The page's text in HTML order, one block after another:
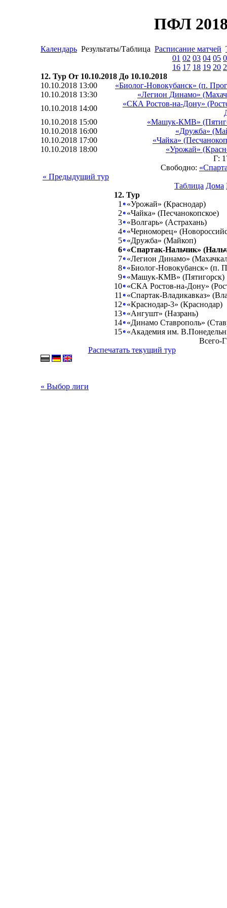
ПФЛ
Календарь Результаты/Таблица Расписание матчей
01 02 03 04 05
16 17 18 19 20
12. Тур От 10.10.2018 До 10.10.2018
10.10.2018 13:00
«Биолог-Новокубанск» (п.
10.10.2018 13:30
«Легион Динамо»
10.10.2018 14:00
«СКА Ростов-на-Дону»
10.10.2018 15:00
«Машук-КМВ»
10.10.2018 16:00
«Дружба»
10.10.2018 17:00
«Чайка»
10.10.2018 18:00
«Урожай»
Г:
Свободно:
« Предыдущий тур
Таблица Дома
12. Тур
1
«Урожай» (Краснодар)
2
«Чайка» (Песчанокопское)
3
«Волгарь» (Астрахань)
4
«Черноморец»
5
«Дружба» (Майкоп)
6
«Спартак-Нальчик»
7
«Легион Динамо»
8
«Биолог-Новокубанск» (п.
9
«Машук-КМВ» (Пятигорск)
10
«СКА Ростов-на-Дону»
11
«Спартак-Владикавказ»
12
«Краснодар-3» (Краснодар)
13
«Ангушт» (Назрань)
14
«Динамо Ставрополь»
15
«Академия им.
Распечатать текущий тур
« Выбор лиги